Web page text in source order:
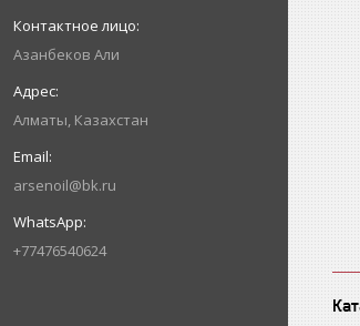
Азанбеков Али
Алматы, Казахстан
arsenoil@bk.ru
+77476540624